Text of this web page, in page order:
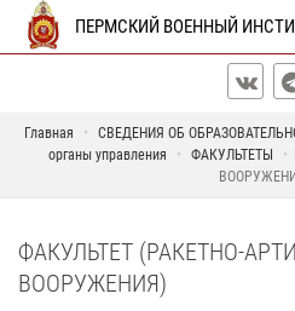
ПЕРМСКИЙ ВОЕННЫЙ
Главная СВЕДЕНИЯ ОБ
органы управления
ФАКУЛЬТЕТЫ
ФАКУЛЬТЕТ (РАКЕТНО-
ВООРУЖЕНИЯ)